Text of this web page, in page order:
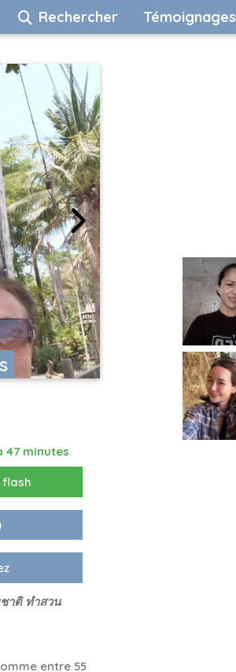
Rechercher Témoignages
47 minutes
flash
าติ ทำสวน
entre 55